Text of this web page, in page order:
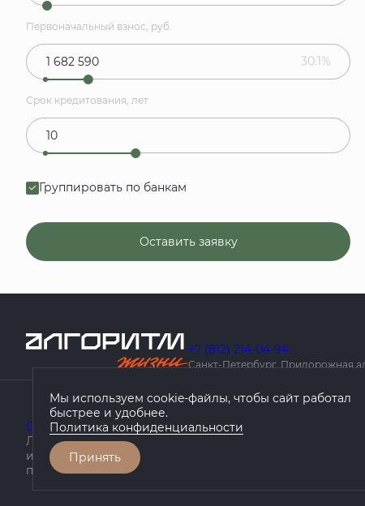
Первоначальный взнос, руб.
30.1%
Срок кредитования, лет
Группировать по банкам
Оставить заявку
+7 (812) 214-04-94
Санкт-Петербург, Придорожная
О компанииПроектыГеография проектов
Любая информация, представленная на данном сайте,
информационный характер, не является публичной
положениями статьи 437 ГК РФ.
Мы используем cookie-файлы, чтобы сайт работал
быстрее и удобнее.
Политика конфиденциальности
Принять